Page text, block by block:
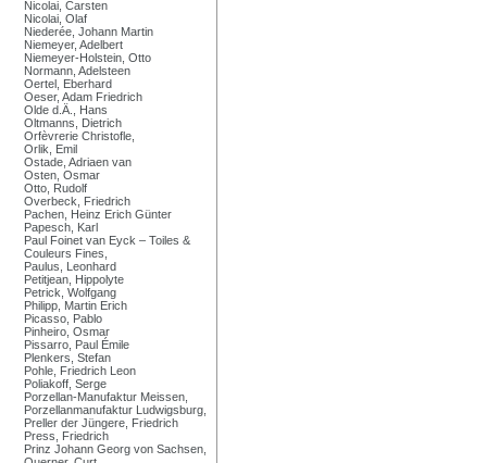
Nicolai, Carsten
Nicolai, Olaf
Niederée, Johann Martin
Niemeyer, Adelbert
Niemeyer-Holstein, Otto
Normann, Adelsteen
Oertel, Eberhard
Oeser, Adam Friedrich
Olde d.Ä., Hans
Oltmanns, Dietrich
Orfèvrerie Christofle,
Orlik, Emil
Ostade, Adriaen van
Osten, Osmar
Otto, Rudolf
Overbeck, Friedrich
Pachen, Heinz Erich Günter
Papesch, Karl
Paul Foinet van Eyck – Toiles &
Couleurs Fines,
Paulus, Leonhard
Petitjean, Hippolyte
Petrick, Wolfgang
Philipp, Martin Erich
Picasso, Pablo
Pinheiro, Osmar
Pissarro, Paul Émile
Plenkers, Stefan
Pohle, Friedrich Leon
Poliakoff, Serge
Porzellan-Manufaktur Meissen,
Porzellanmanufaktur Ludwigsburg,
Preller der Jüngere, Friedrich
Press, Friedrich
Prinz Johann Georg von Sachsen,